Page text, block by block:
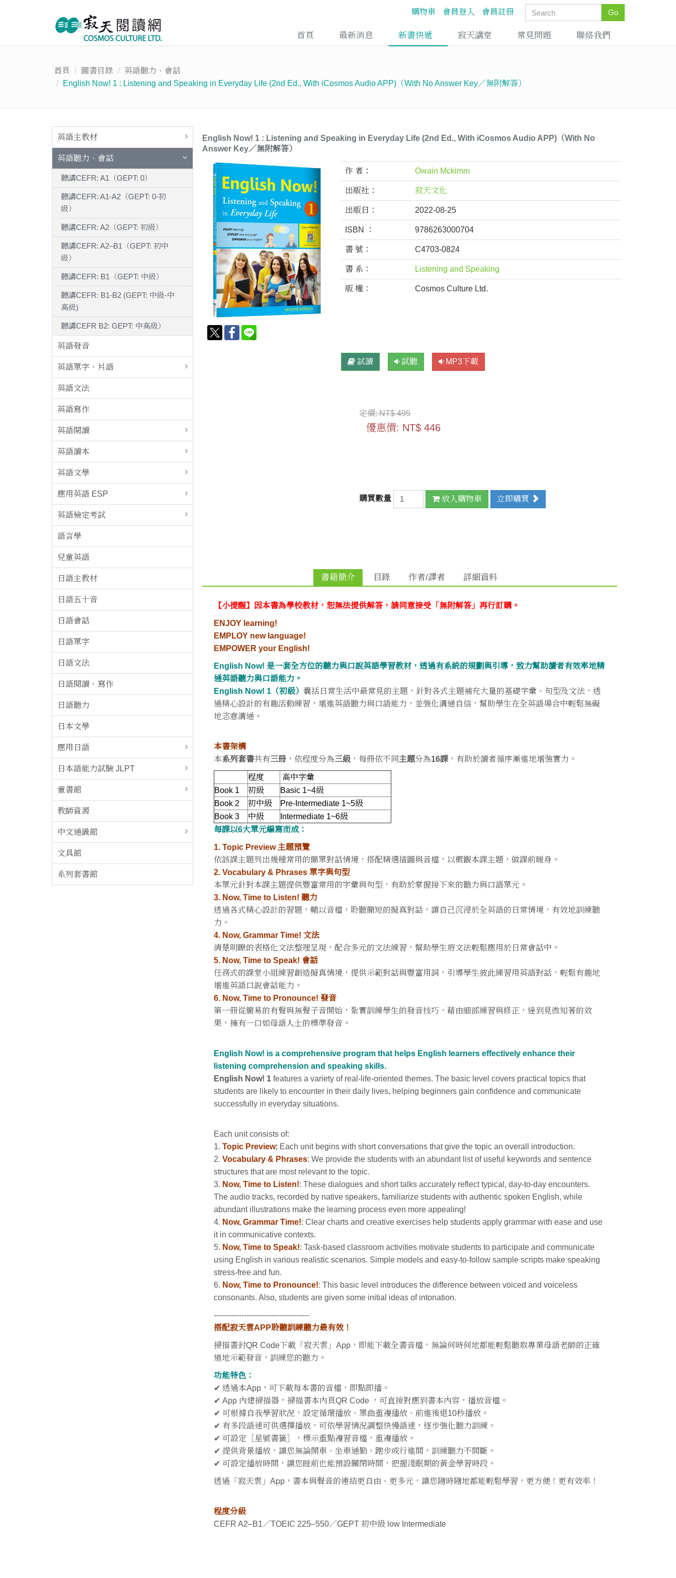
Go
購物車 會員登入 會員註冊
首頁 最新消息 新書快遞 寂天講堂 常見問題 聯絡我們
首頁 圖書目錄
英語聽力、會話
English Now! 1 : Listening and Speaking in Everyday Life (2nd Ed., With iCosmos Audio APP)（With No Answer Key／無附解答）
英語主教材
英語聽力、會話
聽講CEFR: A1（GEPT: 0）
聽講CEFR: A1-A2（GEPT: 0-初
級）
聽講CEFR: A2（GEPT: 初級）
聽講CEFR: A2–B1（GEPT: 初中
級）
聽講CEFR: B1（GEPT: 中級）
聽講CEFR: B1-B2 (GEPT: 中級-中
高級)
聽講CEFR B2: GEPT: 中高級）
英語發音
英語單字、片語
英語文法
英語寫作
英語閱讀
英語讀本
英語文學
應用英語 ESP
英語檢定考試
語言學
兒童英語
日語主教材
日語五十音
日語會話
日語單字
日語文法
日語閱讀、寫作
日語聽力
日本文學
應用日語
日本語能力試驗 JLPT
童書館
教師資源
中文通識館
文具館
系列套書館
English Now! 1 : Listening and Speaking in Everyday Life (2nd Ed., With iCosmos Audio APP)（With No
Answer Key／無附解答）
作 者： Owain Mckimm
出版社： 寂天文化
出版日： 2022-08-25
ISBN ： 9786263000704
書 號： C4703-0824
書 系： Listening and Speaking
版 權： Cosmos Culture Ltd.
試讀 試聽 MP3下載
定價:NT$ 495
優惠價: NT$ 446
購買數量 放入購物車 立即購買
書籍簡介 目錄 作者/譯者 詳細資料
【小提醒】因本書為學校教材，恕無法提供解答，請同意接受「無附解答」再行訂購。
ENJOY learning!
EMPLOY new language!
EMPOWER your English!
English Now! 是一套全方位的聽力與口說英語學習教材，透過有系統的規劃與引導，致力幫助讀者有效率地精
通英語聽力與口語能力。
English Now! 1（初級） 囊括日常生活中最常見的主題，針對各式主題補充大量的基礎字彙、句型及文法，透
過精心設計的有趣活動練習，增進英語聽力與口語能力，並強化溝通自信，幫助學生在全英語場合中輕鬆無礙
地恣意溝通。
本書架構
本系列套書共有三冊 ，依程度分為三級 ，每冊依不同主題分為16課 ，有助於讀者循序漸進地增強實力。
程度
高中字彙
Book 1
初級
Basic 1~4級
Book 2
初中級
Pre-Intermediate 1~5級
Book 3
中級
Intermediate 1~6級
每課以6大單元編寫而成：
1. Topic Preview 主題預覽
依該課主題列出幾種常用的簡單對話情境，搭配精選插圖與音檔，以概觀本課主題，做課前暖身。
2. Vocabulary & Phrases 單字與句型
本單元針對本課主題提供豐富常用的字彙與句型，有助於掌握接下來的聽力與口語單元。
3. Now, Time to Listen! 聽力
透過各式精心設計的習題，輔以音檔，聆聽簡短的擬真對話，讓自己沉浸於全英語的日常情境，有效地訓練聽
力。
4. Now, Grammar Time! 文法
清楚明瞭的表格化文法整理呈現，配合多元的文法練習，幫助學生將文法輕鬆應用於日常會話中。
5. Now, Time to Speak! 會話
任務式的課堂小組練習創造擬真情境，提供示範對話與豐富用詞，引導學生彼此練習用英語對話，輕鬆有趣地
增進英語口說會話能力。
6. Now, Time to Pronounce! 發音
第一冊從簡易的有聲與無聲子音開始，紮實訓練學生的發音技巧，藉由細部練習與修正，達到見微知著的效
果，擁有一口如母語人士的標準發音。
English Now! is a comprehensive program that helps English learners effectively enhance their
listening comprehension and speaking skills.
English Now! 1 features a variety of real-life-oriented themes. The basic level covers practical topics that
students are likely to encounter in their daily lives, helping beginners gain confidence and communicate
successfully in everyday situations.
Each unit consists of:
1.Topic Preview: Each unit begins with short conversations that give the topic an overall introduction.
2.Vocabulary & Phrases: We provide the students with an abundant list of useful keywords and sentence
structures that are most relevant to the topic.
3. Now, Time to Listen!: These dialogues and short talks accurately reflect typical, day-to-day encounters.
The audio tracks, recorded by native speakers, familiarize students with authentic spoken English, while
abundant illustrations make the learning process even more appealing!
4. Now, Grammar Time!: Clear charts and creative exercises help students apply grammar with ease and use
it in communicative contexts.
5. Now, Time to Speak!: Task-based classroom activities motivate students to participate and communicate
using English in various realistic scenarios. Simple models and easy-to-follow sample scripts make speaking
stress-free and fun.
6. Now, Time to Pronounce!: This basic level introduces the difference between voiced and voiceless
consonants. Also, students are given some initial ideas of intonation.
--------------------------------------
搭配寂天雲APP聆聽訓練聽力最有效！
掃描書封QR Code下載「寂天雲」App，即能下載全書音檔，無論何時何地都能輕鬆聽取專業母語老師的正確
道地示範發音，訓練您的聽力。
功能特色：
✔ 透過本App，可下載每本書的音檔，即點即播。
✔ App 內建掃描器，掃描書本內頁QR Code ，可直接對應到書本內容，播放音檔。
✔ 可根據自我學習狀況，設定循環播放、單曲重複播放、前進後退10秒播放。
✔ 有多段語速可供選擇播放，可依學習情況調整快慢語速，逐步強化聽力訓練。
✔ 可設定［星號書籤］，標示重點複習音檔，重複播放。
✔ 提供背景播放，讓您無論開車、坐車通勤、跑步或行進間，訓練聽力不間斷。
✔ 可設定播放時間，讓您睡前也能預設關閉時間，把握淺眠期的黃金學習時段。
透過「寂天雲」App，書本與聲音的連結更自由、更多元，讓您隨時隨地都能輕鬆學習，更方便！更有效率！
程度分級
CEFR A2–B1／TOEIC 225–550／GEPT 初中級 low Intermediate